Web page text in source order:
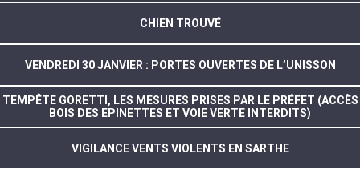
CHIEN TROUVÉ
VENDREDI 30 JANVIER : PORTES OUVERTES DE L’UNISSON
TEMPÊTE GORETTI, LES MESURES PRISES PAR LE PRÉFET (ACCÈS
BOIS DES EPINETTES ET VOIE VERTE INTERDITS)
VIGILANCE VENTS VIOLENTS EN SARTHE